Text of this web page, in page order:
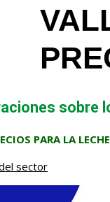
sobre
PARA LA
sector